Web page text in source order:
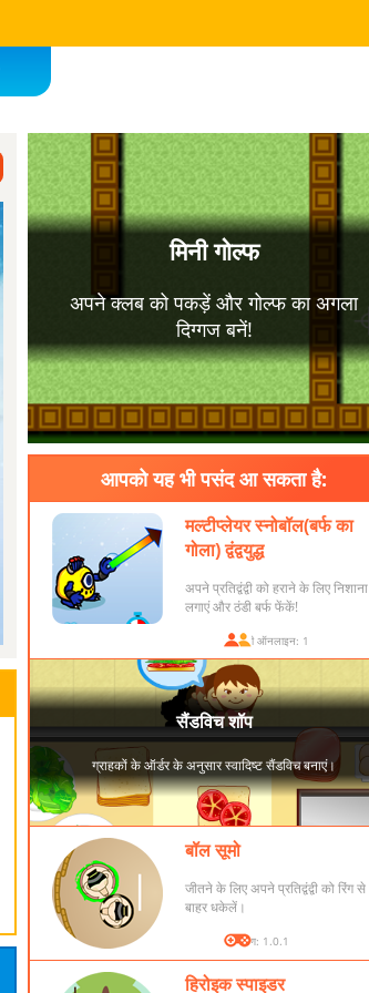
आपको यह भी पसंद आ सकता है:
मल्टीप्लेयर स्नोबॉल(बर्फ का
गोला) द्वंद्वयुद्ध
अपने प्रतिद्वंद्वी को हराने के लिए निशाना
लगाएं और ठंडी बर्फ फेंकें!
खिलाड़ी ऑनलाइन: 1
बॉल सूमो
जीतने के लिए अपने प्रतिद्वंद्वी को रिंग से
बाहर धकेलें।
संस्करण: 1.0.1
हिरोइक स्पाइडर